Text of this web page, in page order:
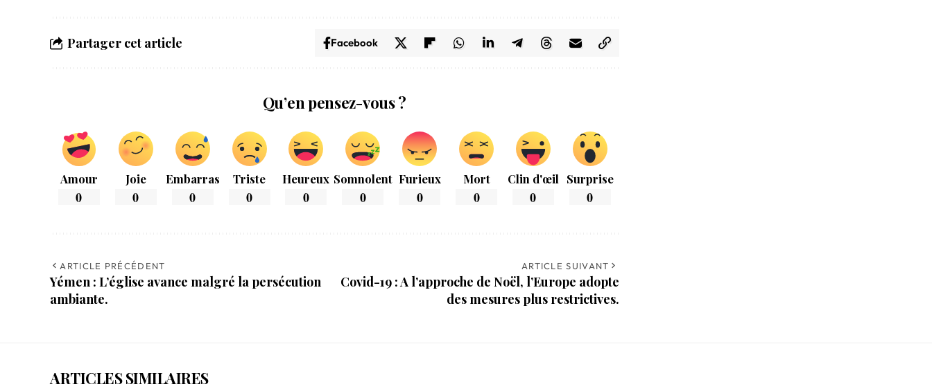
Partager cet article Facebook
Qu’en pensez-vous ?
Amour
0
Joie
0
Embarras
0
Triste
0
Heureux
0
Somnolent
0
Furieux
0
Mort
0
Clin d'œil
0
Surprise
0
ARTICLE PRÉCÉDENT
Yémen : L’église avance malgré la persécution
ambiante.
ARTICLE SUIVANT
Covid-19 : A l’approche de Noël, l’Europe adopte
des mesures plus restrictives.
ARTICLES SIMILAIRES